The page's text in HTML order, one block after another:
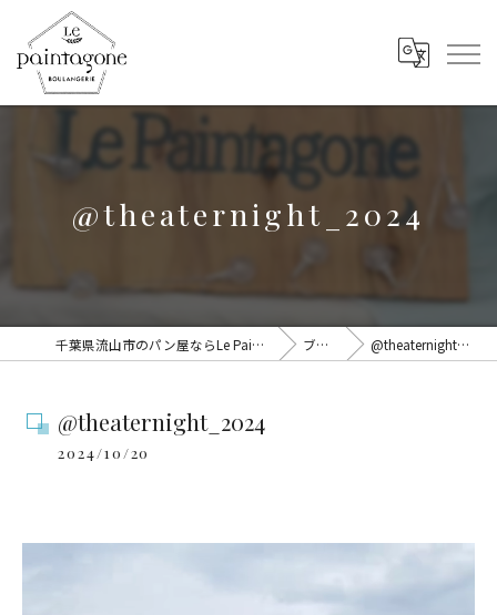
@theaternight_2024
千葉県流山市のパン屋ならLe Paintagone ブログ @theaternight_2024
@theaternight_2024
2024/10/20